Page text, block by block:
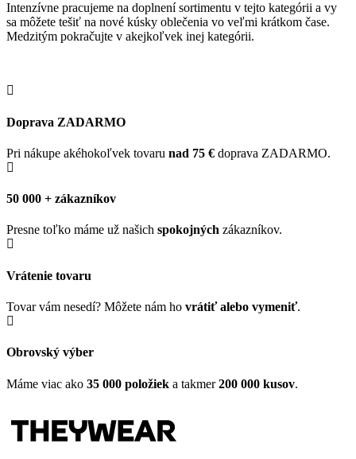
Intenzívne pracujeme na doplnení sortimentu v tejto kategórii a vy
sa môžete tešiť na nové kúsky oblečenia vo veľmi krátkom čase.
Medzitým pokračujte v akejkoľvek inej kategórii.
Doprava ZADARMO
Pri nákupe akéhokoľvek tovaru nad 75 € doprava ZADARMO.
50 000 + zákazníkov
Presne toľko máme už našich spokojných zákazníkov.
Vrátenie tovaru
Tovar vám nesedí? Môžete nám ho vrátiť alebo vymeniť.
Obrovský výber
Máme viac ako 35 000 položiek a takmer200 000 kusov.